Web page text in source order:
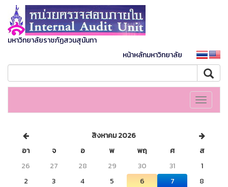
มหาวิทยาลัยราชภัฏสวนสุนันทา
หน้าหลักมหาวิทยาลัย
Toggle
สิงหาคม 2026
อา
จ อ พ พฤ ศ
ส
26
27 28 29 30 31
1
2
3 4 5 6 7
8